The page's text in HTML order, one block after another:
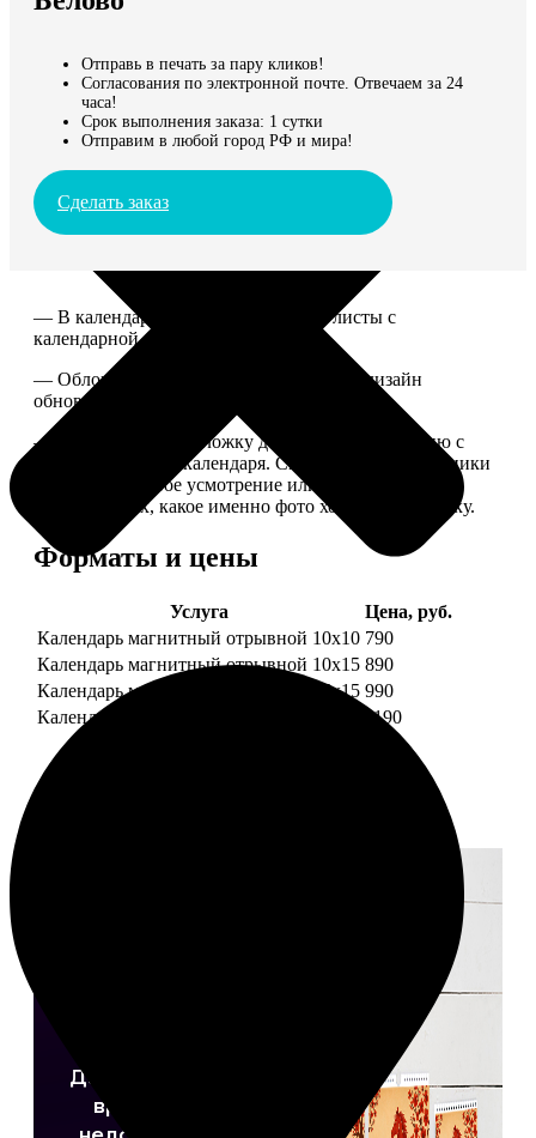
Отправь в печать за пару кликов!
Согласования по электронной почте. Отвечаем за 24
часа!
Срок выполнения заказа: 1 сутки
Отправим в любой город РФ и мира!
Сделать заказ
— В календаре 13 листов: обложка+листы с
календарной сеткой.
— Обложка для календаря стандартная, дизайн
обновляем каждый год.
— В кружочек на обложку добавляем фотографию с
одной из страниц календаря. Снимок наши сотрудники
выбирают на свое усмотрение или пишите в
комментариях, какое именно фото хотите на обложку.
Форматы и цены
Услуга
Цена, руб.
Календарь магнитный отрывной 10x10 790
Календарь магнитный отрывной 10x15 890
Календарь магнитный отрывной 15x15 990
Календарь магнитный отрывной 15x20
1190